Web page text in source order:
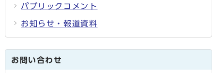
パブリックコメント
お知らせ・報道資料
お問い合わせ